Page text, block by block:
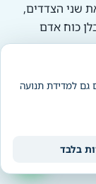
שני הצדדים,
כוח אדם
שמירה מלאה
גם למדידת תנועה
בלבד